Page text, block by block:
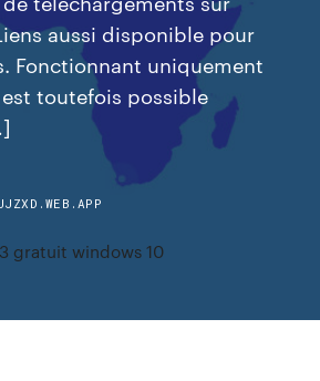
aussi disponible pour
Fonctionnant uniquement
toutefois possible
gratuit windows 10